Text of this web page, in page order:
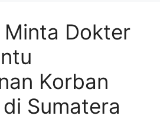
Minta Dokter
Korban
Sumatera